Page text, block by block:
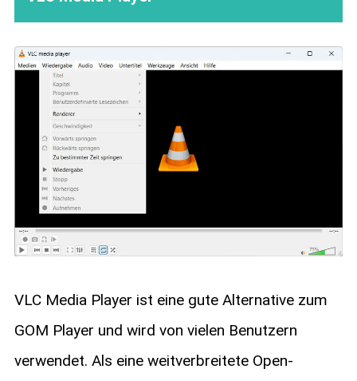
VLC Media Player ist eine gute Alternative zum
GOM Player und wird von vielen Benutzern
verwendet. Als eine weitverbreitete Open-